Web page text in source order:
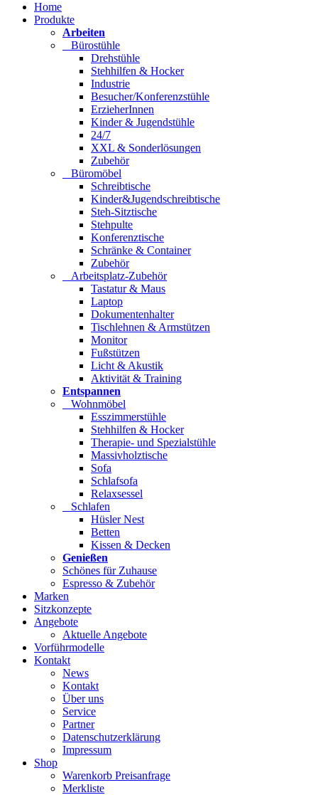
Home
Produkte
Arbeiten
Bürostühle
Drehstühle
Stehhilfen & Hocker
Industrie
Besucher/Konferenzstühle
ErzieherInnen
Kinder & Jugendstühle
24/7
XXL & Sonderlösungen
Zubehör
Büromöbel
Schreibtische
Kinder&Jugendschreibtische
Steh-Sitztische
Stehpulte
Konferenztische
Schränke & Container
Zubehör
Arbeitsplatz-Zubehör
Tastatur & Maus
Laptop
Dokumentenhalter
Tischlehnen & Armstützen
Monitor
Fußstützen
Licht & Akustik
Aktivität & Training
Entspannen
Wohnmöbel
Esszimmerstühle
Stehhilfen & Hocker
Therapie- und Spezialstühle
Massivholztische
Sofa
Schlafsofa
Relaxsessel
Schlafen
Hüsler Nest
Betten
Kissen & Decken
Genießen
Schönes für Zuhause
Espresso & Zubehör
Marken
Sitzkonzepte
Angebote
Aktuelle Angebote
Vorführmodelle
Kontakt
News
Kontakt
Über uns
Service
Partner
Datenschutzerklärung
Impressum
Shop
Warenkorb Preisanfrage
Merkliste